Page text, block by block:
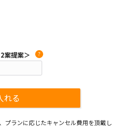
案提案＞ ?
プランに応じたキャンセル費用を頂戴し